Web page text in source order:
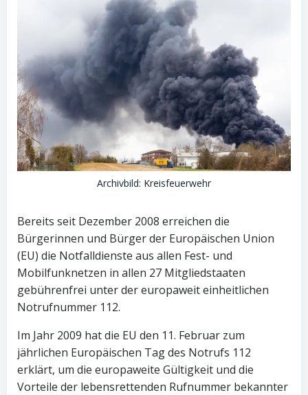
Archivbild: Kreisfeuerwehr
Bereits seit Dezember 2008 erreichen die
Bürgerinnen und Bürger der Europäischen Union
(EU) die Notfalldienste aus allen Fest- und
Mobilfunknetzen in allen 27 Mitgliedstaaten
gebührenfrei unter der europaweit einheitlichen
Notrufnummer 112.
Im Jahr 2009 hat die EU den 11. Februar zum
jährlichen Europäischen Tag des Notrufs 112
erklärt, um die europaweite Gültigkeit und die
Vorteile der lebensrettenden Rufnummer bekannter